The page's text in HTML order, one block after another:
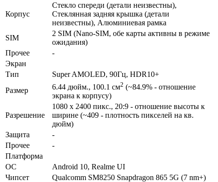
Корпус
Стекло спереди (детали неизвестны),
Стеклянная задняя крышка (детали
неизвестны), Алюминиевая рамка
SIM
2 SIM (Nano-SIM, обе карты активны в режиме
ожидания)
Прочее
-
Экран
Тип
Super AMOLED, 90Гц, HDR10+
Размер
6.44 дюйм., 100.1 см2 (~84.9% - отношение
экрана к корпусу)
Разре­шение
1080 x 2400 пикс., 20:9 - отношение высоты к
ширине (~409 - плотность пикселей на кв.
дюйм)
Защита
-
Прочее
-
Платформа
ОС
Android 10, Realme UI
Чипсет
Qualcomm SM8250 Snapdragon 865 5G (7 nm+)